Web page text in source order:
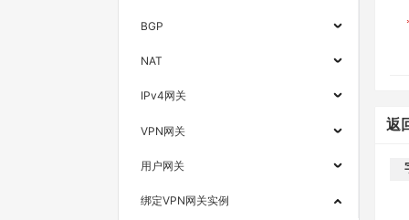
BGP
NAT
IPv4网关
VPN网关
用户网关
绑定VPN网关实例
返